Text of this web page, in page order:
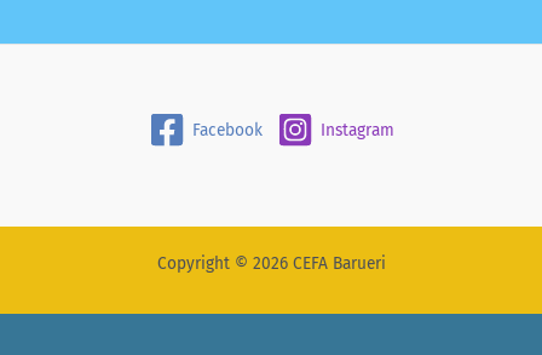
Facebook Instagram
Copyright © 2026 CEFA Barueri